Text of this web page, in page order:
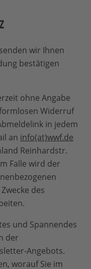
wir Ihnen
bestätigen
ohne Angabe
Widerruf
in jedem
an info(at)wwf.de
Reinhardstr.
Falle wird der
des
und Spannendes
der
Angebots.
worauf Sie im